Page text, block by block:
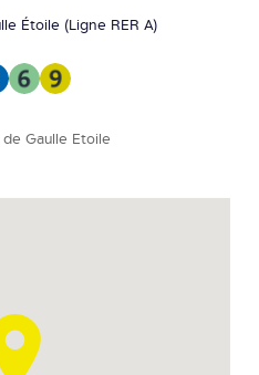
Étoile (Ligne RER A)
Gaulle Etoile